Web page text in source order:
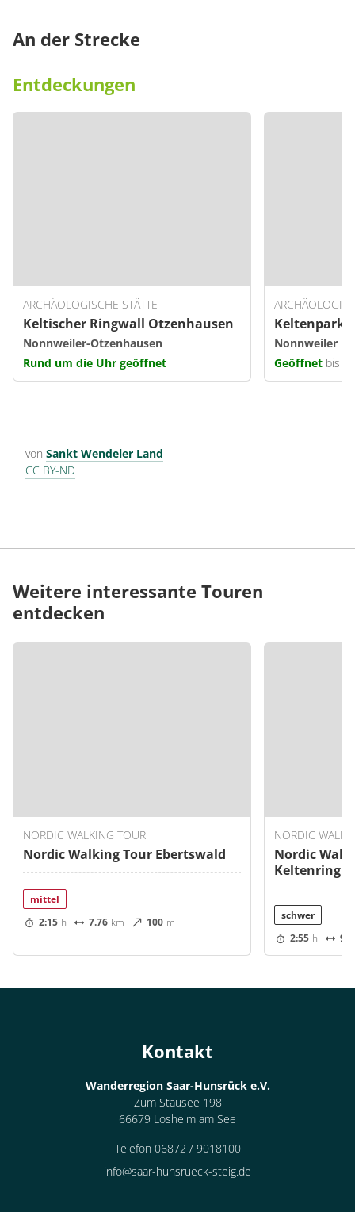
An der Strecke
Entdeckungen
ARCHÄOLOGISCHE STÄTTE
Keltischer Ringwall Otzenhausen
Nonnweiler-Otzenhausen
Rund um die Uhr geöffnet
Keltenpark
Nonnweiler
Geöffnet bis
von Sankt Wendeler Land
CC BY-ND
Weitere interessante Touren
entdecken
NORDIC WALKING TOUR
Nordic Walking Tour Ebertswald
mittel
2:15 h 7.76 km 100 m
NORDIC
Nordic
Keltenring
schwer
2:55 h
Kontakt
Wanderregion Saar-Hunsrück e.V.
Zum Stausee 198
66679 Losheim am See
Telefon 06872 / 9018100
info@saar-hunsrueck-steig.de